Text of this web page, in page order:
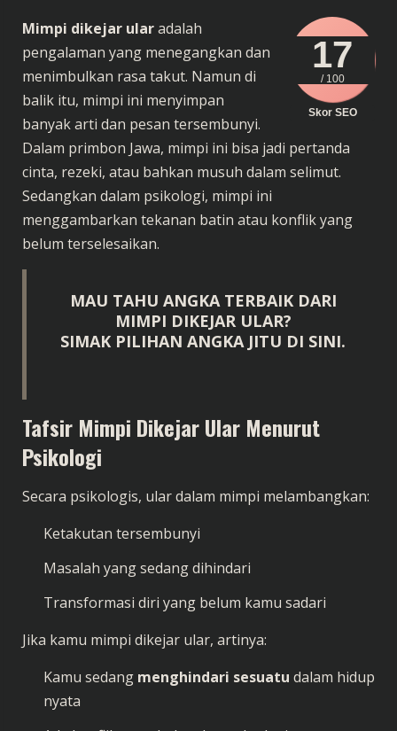
17
/ 100
Skor SEO
Mimpi dikejar ularadalah
pengalaman yang menegangkan dan
menimbulkan rasa takut. Namun di
balik itu, mimpi ini menyimpan
banyak arti dan pesan tersembunyi.
Dalam primbon Jawa, mimpi ini bisa jadi pertanda
cinta, rezeki, atau bahkan musuh dalam selimut.
Sedangkan dalam psikologi, mimpi ini
menggambarkan tekanan batin atau konflik yang
belum terselesaikan.
MAU TAHU ANGKA TERBAIK DARI
MIMPI DIKEJAR ULAR?
SIMAK PILIHAN ANGKA JITU DI SINI.
Tafsir Mimpi Dikejar Ular Menurut
Psikologi
Secara psikologis, ular dalam mimpi melambangkan:
Ketakutan tersembunyi
Masalah yang sedang dihindari
Transformasi diri yang belum kamu sadari
Jika kamu mimpi dikejar ular, artinya:
Kamu sedang menghindari sesuatu dalam hidup
nyata